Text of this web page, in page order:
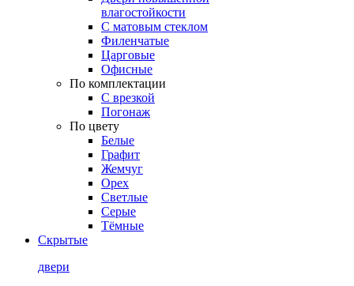
влагостойкости
С матовым стеклом
Филенчатые
Царговые
Офисные
По комплектации
С врезкой
Погонаж
По цвету
Белые
Графит
Жемчуг
Орех
Светлые
Серые
Тёмные
Скрытые
двери